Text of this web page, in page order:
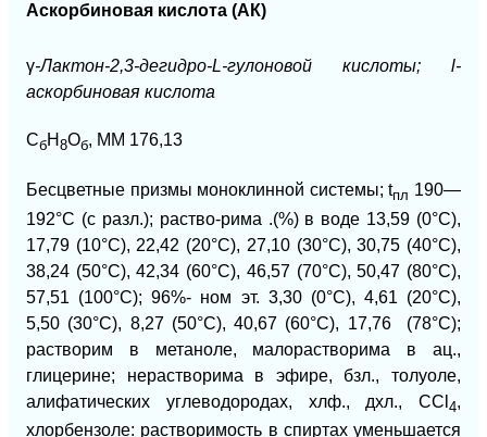
Аскорбиновая кислота (АК)
γ-Лактон-2,3-дегидро-L-гулоновой кислоты; l-
аскорбиновая кислота
СбН 8Об, ММ 176,13
Бесцветные призмы моноклинной системы; tпл 190—
192°С (с разл.); раство-рима .(%) в воде 13,59 (0°С),
17,79 (10°С), 22,42 (20°С), 27,10 (30°С), 30,75 (40°С),
38,24 (50°С), 42,34 (60°С), 46,57 (70°С), 50,47 (80°С),
57,51 (100°С); 96%- ном эт. 3,30 (0°С), 4,61 (20°С),
5,50 (30°С), 8,27 (50°С), 40,67 (60°С), 17,76
(78°С);
растворим в метаноле, малорастворима в ац.,
глицерине; нерастворима в эфире, бзл., толуоле,
алифатических углеводородах, хлф., дхл., ССl 4,
хлорбензоле: растворимость в спиртах уменьшается